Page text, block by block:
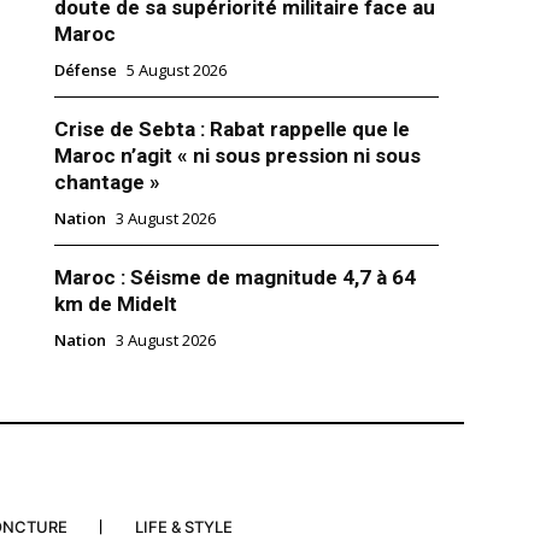
Tufa loue le rôle majeur
Diplomatie"
doute de sa supériorité militaire face au
Maroc
Défense 5 August 2026
Crise de Sebta : Rabat rappelle que le
Maroc n’agit « ni sous pression ni sous
chantage »
Nation 3 August 2026
Maroc : Séisme de magnitude 4,7 à 64
km de Midelt
Nation 3 August 2026
LIFE & STYLE